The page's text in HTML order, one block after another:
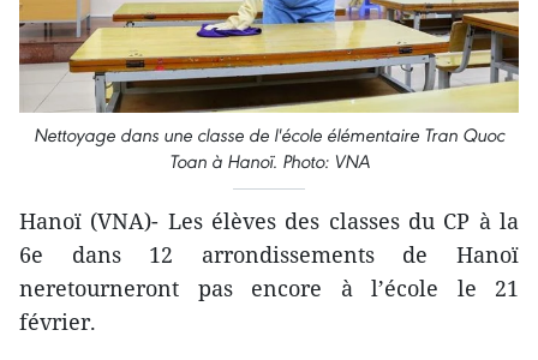
Nettoyage dans une classe de l'école élémentaire Tran Quoc
Toan à Hanoï. Photo: VNA
Hanoï (VNA)- Les élèves des classes du CP à la
6e dans 12 arrondissements de Hanoï
neretourneront pas encore à l’école le 21
février.